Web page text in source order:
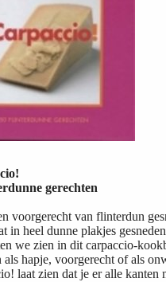
gerechten
voorgerecht van flinterdun
in heel dunne plakjes
we zien in dit carpaccio-
als hapje, voorgerecht of als
laat zien dat je er alle kanten